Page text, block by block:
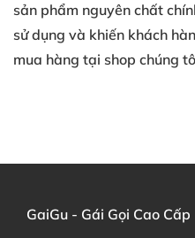
sản phẩm nguyên chất
sử dụng và khiến khách
mua hàng tại shop chúng
GaiGu - Gái Gọi Cao Cấp